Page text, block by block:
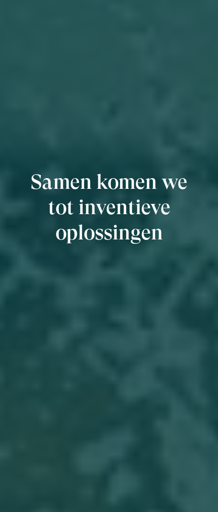
Samen komen we
tot inventieve
oplossingen